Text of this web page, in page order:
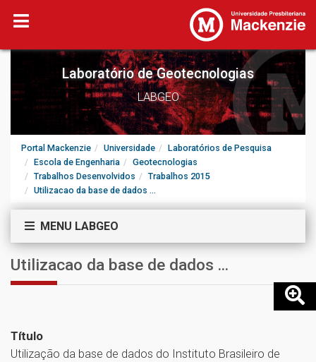
Laboratório de Geotecnologias
LABGEO
Portal Mackenzie Universidade
Laboratórios de Pesquisa
Escola de Engenharia
Geotecnologias
Trabalhos Desenvolvidos
Trabalhos 2015
Utilizacao da base de dados ...
MENU LABGEO
Utilizacao da base de dados ...
Título
Utilização da base de dados do Instituto Brasileiro de